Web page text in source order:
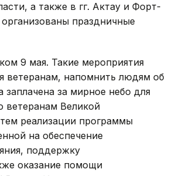
а также в гг. Актау и Форт-
праздничные
9 мая. Такие мероприятия
ветеранам, напомнить людям об
заплачена за мирное небо для
ветеранам Великой
реализации программы
на обеспечение
поддержку
оказание помощи